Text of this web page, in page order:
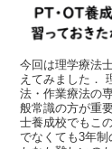
今回は理学療法
えてみました．
法・作業療法の
般常識の方が重
士養成校でもこ
でなくても3年
かなか難しいの